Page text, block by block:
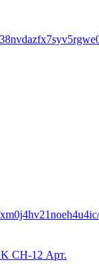
CH-12 Арт.